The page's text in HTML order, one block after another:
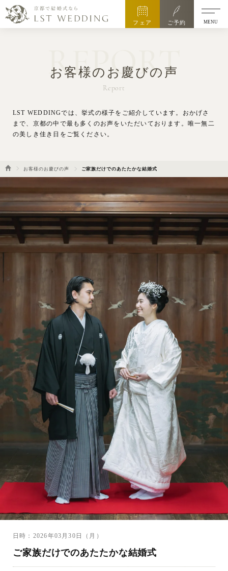
フェア ご予約 MENU
お客様のお慶びの声
Report
REPORT
LST WEDDINGでは、挙式の様子をご紹介しています。
おかげさ
まで、京都の中で最も多くのお声をいただいております。唯一無二
の美しき佳き日をご覧ください。
お客様のお慶びの声 ご家族だけでのあたたかな結婚式
日時：2026年03月30日（月）
ご家族だけでのあたたかな結婚式